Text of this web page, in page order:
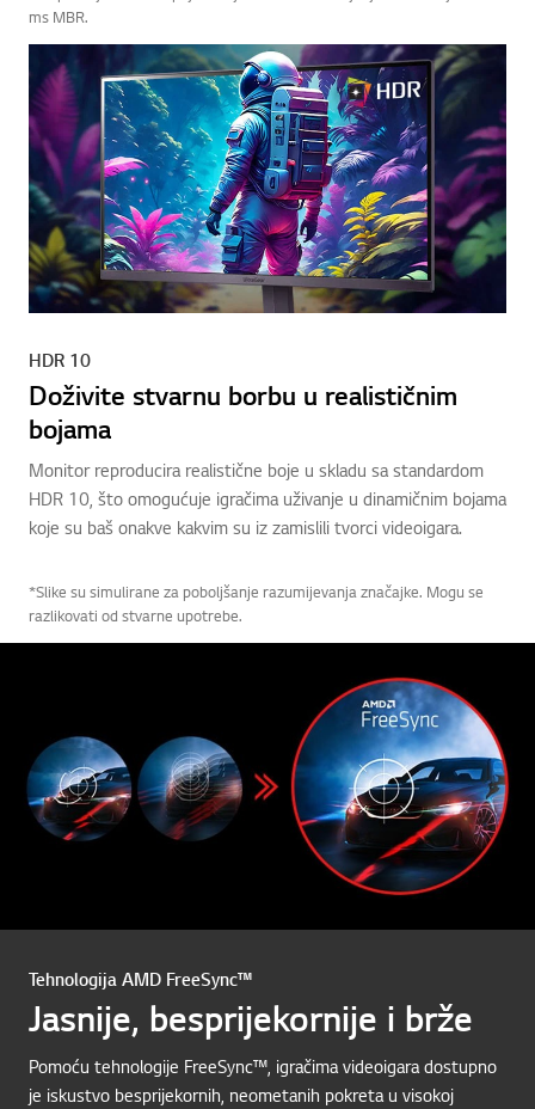
ms MBR.
HDR 10
Doživite stvarnu borbu u realističnim
bojama
Monitor reproducira realistične boje u skladu sa standardom
HDR 10, što omogućuje igračima uživanje u dinamičnim bojama
koje su baš onakve kakvim su iz zamislili tvorci videoigara.
*Slike su simulirane za poboljšanje razumijevanja značajke. Mogu se
razlikovati od stvarne upotrebe.
Tehnologija AMD FreeSync™
Jasnije, besprijekornije i brže
Pomoću tehnologije FreeSync™, igračima videoigara dostupno
je iskustvo besprijekornih, neometanih pokreta u visokoj